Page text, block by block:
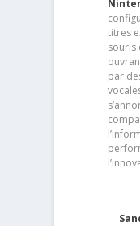
titres
souris
par